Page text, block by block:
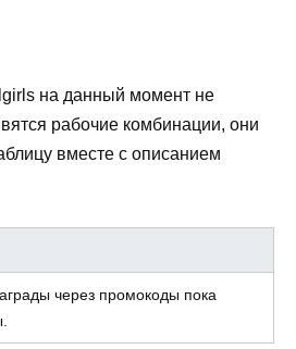
на данный момент не
рабочие комбинации, они
вместе с описанием
через промокоды пока